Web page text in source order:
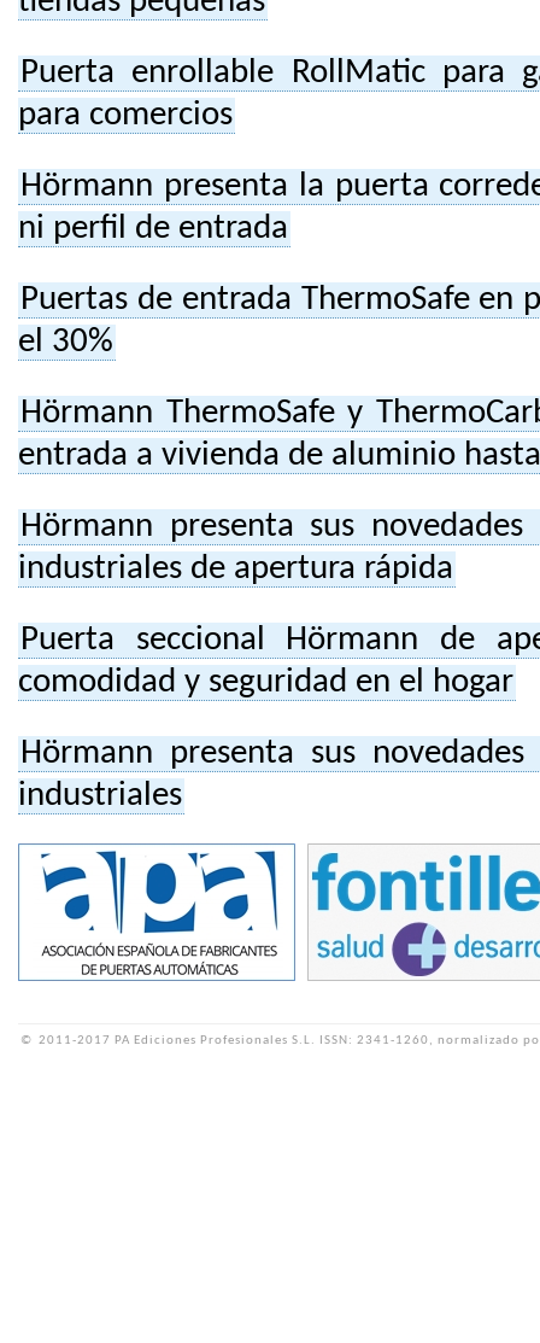
Puerta enrollable RollMatic para
para comercios
Hörmann presenta la puerta
ni perfil de entrada
Puertas de entrada ThermoSafe en
el 30%
Hörmann ThermoSafe y
entrada a vivienda de aluminio
Hörmann presenta sus
industriales de apertura rápida
Puerta seccional Hörmann de
comodidad y seguridad en el hogar
Hörmann presenta sus
industriales
© 2011-2017 PA Ediciones Profesionales S.L. ISSN: 2341-1260, normalizado